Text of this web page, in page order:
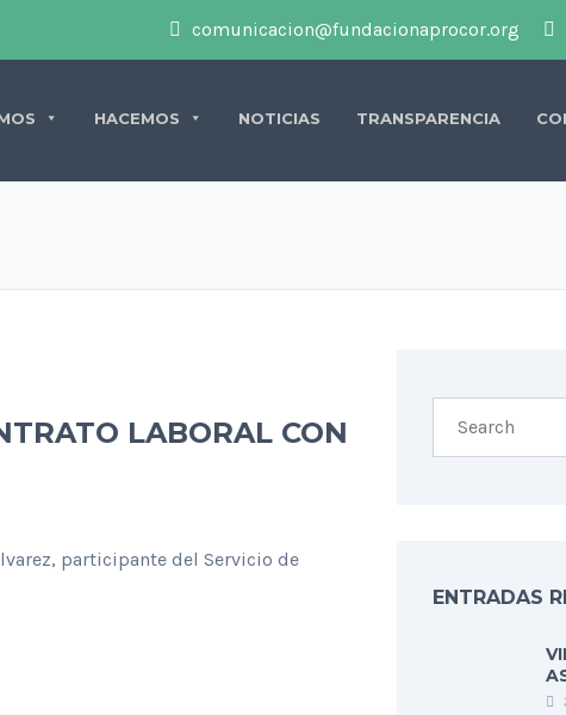
comunicacion@fundacionaprocor.org
HACEMOS NOTICIAS TRANSPARENCIA
LABORAL CON
participante del Servicio de
ENTRADAS